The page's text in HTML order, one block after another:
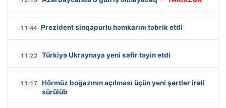
11:44 Prezident sinqapurlu həmkarını təbrik etdi
11:22 Türkiyə Ukraynaya yeni səfir təyin etdi
11:17
Hörmüz boğazının açılması üçün yeni şərtlər irəli
sürülüb